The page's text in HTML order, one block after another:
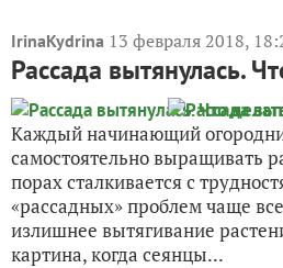
IrinaKydrina 13 февраля 2018,
Рассада вытянулась.
Каждый начинающий
самостоятельно выращивать
порах сталкивается с
«рассадных» проблем чаще
излишнее вытягивание
картина, когда сеянцы...